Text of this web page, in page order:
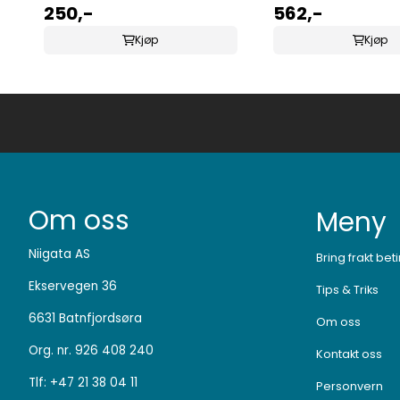
250,-
Kjøp
225MM
562,-
Kjøp
Om oss
Niigata AS
Ekservegen 36
6631 Batnfjordsøra
Org. nr. 926 408 240
Tlf: +47 21 38 04 11
Meny
Bring frakt
Tips & Triks
Om oss
Kontakt oss
Personvern